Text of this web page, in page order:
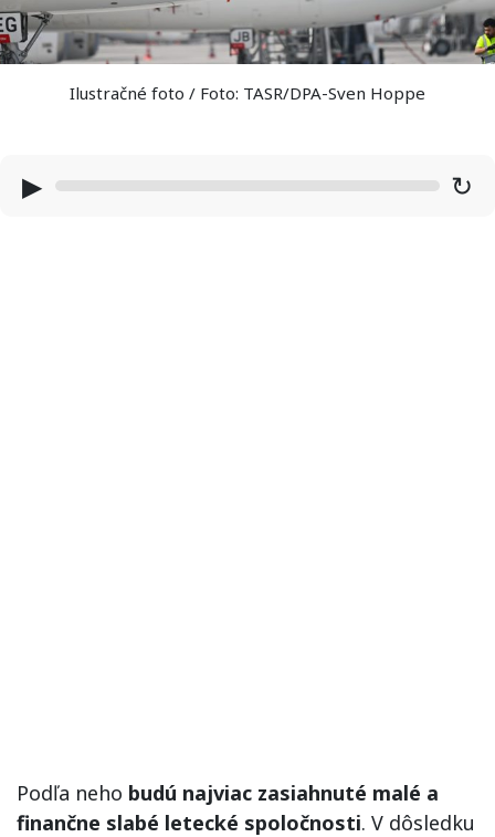
Ilustračné foto / Foto: TASR/DPA-Sven Hoppe
▶ ↻
Podľa neho budú najviac zasiahnuté malé a
finančne slabé letecké spoločnosti. V dôsledku